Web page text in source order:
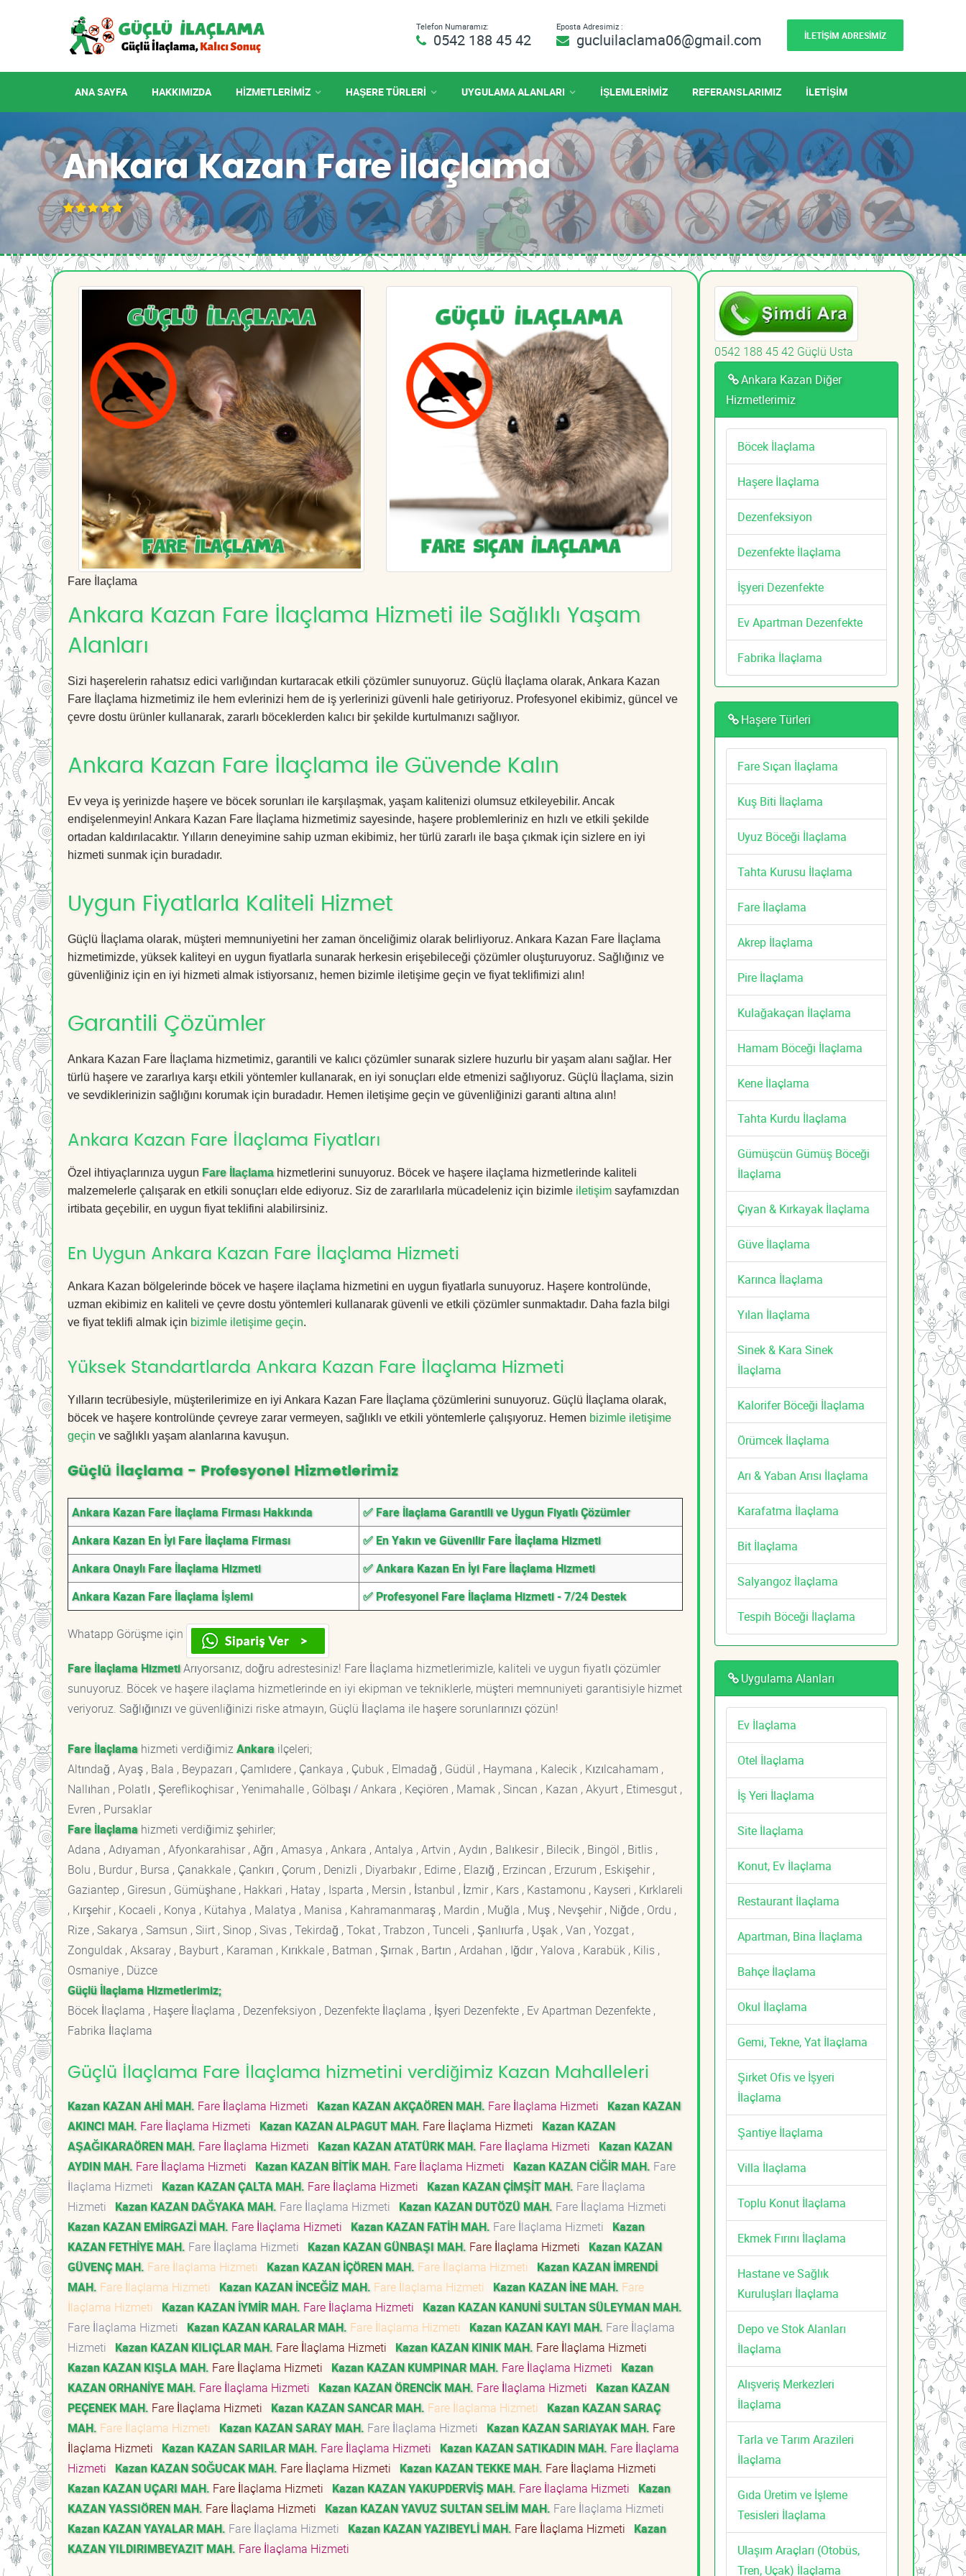
Telefon Numaramız:
0542 188 45 42
Eposta Adresimiz :
gucluilaclama06@gmail.com İLETİŞİM ADRESİMİZ
ANA SAYFA HAKKIMIZDA HIZMETLERIMIZ HAŞERE TÜRLERİ UYGULAMA ALANLARI İŞLEMLERİMİZ REFERANSLARIMIZ İLETİŞİM
Ankara Kazan Fare İlaçlama
Fare İlaçlama
Ankara Kazan Fare İlaçlama Hizmeti ile Sağlıklı Yaşam
Alanları
Sizi haşerelerin rahatsız edici varlığından kurtaracak etkili çözümler sunuyoruz. Güçlü İlaçlama olarak, Ankara Kazan
Fare İlaçlama hizmetimiz ile hem evlerinizi hem de iş yerlerinizi güvenli hale getiriyoruz. Profesyonel ekibimiz, güncel ve
çevre dostu ürünler kullanarak, zararlı böceklerden kalıcı bir şekilde kurtulmanızı sağlıyor.
Ankara Kazan Fare İlaçlama ile Güvende Kalın
Ev veya iş yerinizde haşere ve böcek sorunları ile karşılaşmak, yaşam kalitenizi olumsuz etkileyebilir. Ancak
endişelenmeyin! Ankara Kazan Fare İlaçlama hizmetimiz sayesinde, haşere problemleriniz en hızlı ve etkili şekilde
ortadan kaldırılacaktır. Yılların deneyimine sahip uzman ekibimiz, her türlü zararlı ile başa çıkmak için sizlere en iyi
hizmeti sunmak için buradadır.
Uygun Fiyatlarla Kaliteli Hizmet
Güçlü İlaçlama olarak, müşteri memnuniyetini her zaman önceliğimiz olarak belirliyoruz. Ankara Kazan Fare İlaçlama
hizmetimizde, yüksek kaliteyi en uygun fiyatlarla sunarak herkesin erişebileceği çözümler oluşturuyoruz. Sağlığınız ve
güvenliğiniz için en iyi hizmeti almak istiyorsanız, hemen bizimle iletişime geçin ve fiyat teklifimizi alın!
Garantili Çözümler
Ankara Kazan Fare İlaçlama hizmetimiz, garantili ve kalıcı çözümler sunarak sizlere huzurlu bir yaşam alanı sağlar. Her
türlü haşere ve zararlıya karşı etkili yöntemler kullanarak, en iyi sonuçları elde etmenizi sağlıyoruz. Güçlü İlaçlama, sizin
ve sevdiklerinizin sağlığını korumak için buradadır. Hemen iletişime geçin ve güvenliğinizi garanti altına alın!
Ankara Kazan Fare İlaçlama Fiyatları
Özel ihtiyaçlarınıza uygun Fare İlaçlamahizmetlerini sunuyoruz. Böcek ve haşere ilaçlama hizmetlerinde kaliteli
malzemelerle çalışarak en etkili sonuçları elde ediyoruz. Siz de zararlılarla mücadeleniz için bizimle iletişim sayfamızdan
irtibata geçebilir, en uygun fiyat teklifini alabilirsiniz.
En Uygun Ankara Kazan Fare İlaçlama Hizmeti
Ankara Kazan bölgelerinde böcek ve haşere ilaçlama hizmetini en uygun fiyatlarla sunuyoruz. Haşere kontrolünde,
uzman ekibimiz en kaliteli ve çevre dostu yöntemleri kullanarak güvenli ve etkili çözümler sunmaktadır. Daha fazla bilgi
ve fiyat teklifi almak için bizimle iletişime geçin.
Yüksek Standartlarda Ankara Kazan Fare İlaçlama Hizmeti
Yılların tecrübesiyle, müşterilerimize en iyi Ankara Kazan Fare İlaçlama çözümlerini sunuyoruz. Güçlü İlaçlama olarak,
böcek ve haşere kontrolünde çevreye zarar vermeyen, sağlıklı ve etkili yöntemlerle çalışıyoruz. Hemen bizimle iletişime
geçin ve sağlıklı yaşam alanlarına kavuşun.
Güçlü İlaçlama - Profesyonel Hizmetlerimiz
Ankara Kazan Fare İlaçlama Firması Hakkında
✅ Fare İlaçlama Garantili ve Uygun Fiyatlı Çözümler
Ankara Kazan En İyi Fare İlaçlama Firması
✅ En Yakın ve Güvenilir Fare İlaçlama Hizmeti
Ankara Onaylı Fare İlaçlama Hizmeti
✅ Ankara Kazan En İyi Fare İlaçlama Hizmeti
Ankara Kazan Fare İlaçlama İşlemi
✅ Profesyonel Fare İlaçlama Hizmeti - 7/24 Destek
Whatapp Görüşme için
Fare İlaçlama HizmetiArıyorsanız, doğru adrestesiniz! Fare İlaçlama hizmetlerimizle, kaliteli ve uygun fiyatlı çözümler
sunuyoruz. Böcek ve haşere ilaçlama hizmetlerinde en iyi ekipman ve tekniklerle, müşteri memnuniyeti garantisiyle hizmet
veriyoruz. Sağlığınızı ve güvenliğinizi riske atmayın, Güçlü İlaçlama ile haşere sorunlarınızı çözün!
Fare İlaçlama hizmeti verdiğimizAnkara ilçeleri;
Altındağ , Ayaş , Bala , Beypazarı , Çamlıdere , Çankaya , Çubuk , Elmadağ , Güdül , Haymana , Kalecik , Kızılcahamam ,
Nallıhan , Polatlı , Şereflikoçhisar , Yenimahalle , Gölbaşı / Ankara , Keçiören , Mamak , Sincan , Kazan , Akyurt , Etimesgut ,
Evren , Pursaklar
Fare İlaçlama hizmeti verdiğimiz şehirler;
Adana , Adıyaman , Afyonkarahisar , Ağrı , Amasya , Ankara , Antalya , Artvin , Aydın , Balıkesir , Bilecik , Bingöl , Bitlis ,
Bolu , Burdur , Bursa , Çanakkale , Çankırı , Çorum , Denizli , Diyarbakır , Edirne , Elazığ , Erzincan , Erzurum , Eskişehir ,
Gaziantep , Giresun , Gümüşhane , Hakkari , Hatay , Isparta , Mersin , İstanbul , İzmir , Kars , Kastamonu , Kayseri , Kırklareli
, Kırşehir , Kocaeli , Konya , Kütahya , Malatya , Manisa , Kahramanmaraş , Mardin , Muğla , Muş , Nevşehir , Niğde , Ordu ,
Rize , Sakarya , Samsun , Siirt , Sinop , Sivas , Tekirdağ , Tokat , Trabzon , Tunceli , Şanlıurfa , Uşak , Van , Yozgat ,
Zonguldak , Aksaray , Bayburt , Karaman , Kırıkkale , Batman , Şırnak , Bartın , Ardahan , Iğdır , Yalova , Karabük , Kilis ,
Osmaniye , Düzce
Güçlü İlaçlama Hizmetlerimiz;
Böcek İlaçlama , Haşere İlaçlama , Dezenfeksiyon , Dezenfekte İlaçlama , İşyeri Dezenfekte , Ev Apartman Dezenfekte ,
Fabrika İlaçlama
Güçlü İlaçlama Fare İlaçlama hizmetini verdiğimiz Kazan Mahalleleri
Kazan KAZAN AHİ MAH. Fare İlaçlama Hizmeti Kazan KAZAN AKÇAÖREN MAH. Fare İlaçlama Hizmeti
Kazan KAZAN
AKINCI MAH. Fare İlaçlama Hizmeti Kazan KAZAN ALPAGUT MAH. Fare İlaçlama Hizmeti
Kazan KAZAN
AŞAĞIKARAÖREN MAH. Fare İlaçlama Hizmeti Kazan KAZAN ATATÜRK MAH. Fare İlaçlama Hizmeti
Kazan KAZAN
AYDIN MAH. Fare İlaçlama Hizmeti Kazan KAZAN BİTİK MAH. Fare İlaçlama Hizmeti Kazan KAZAN CİĞİR MAH. Fare
İlaçlama Hizmeti
Kazan KAZAN ÇALTA MAH. Fare İlaçlama Hizmeti Kazan KAZAN ÇİMŞİT MAH. Fare İlaçlama
Hizmeti
Kazan KAZAN DAĞYAKA MAH. Fare İlaçlama Hizmeti Kazan KAZAN DUTÖZÜ MAH. Fare İlaçlama Hizmeti
Kazan KAZAN EMİRGAZİ MAH. Fare İlaçlama Hizmeti Kazan KAZAN FATİH MAH. Fare İlaçlama Hizmeti
Kazan
KAZAN FETHİYE MAH. Fare İlaçlama Hizmeti Kazan KAZAN GÜNBAŞI MAH. Fare İlaçlama Hizmeti
Kazan KAZAN
GÜVENÇ MAH. Fare İlaçlama Hizmeti Kazan KAZAN İÇÖREN MAH. Fare İlaçlama Hizmeti
Kazan KAZAN İMRENDİ
MAH. Fare İlaçlama Hizmeti Kazan KAZAN İNCEĞİZ MAH. Fare İlaçlama Hizmeti Kazan KAZAN İNE MAH. Fare
İlaçlama Hizmeti
Kazan KAZAN İYMİR MAH. Fare İlaçlama Hizmeti
Kazan KAZAN KANUNİ SULTAN SÜLEYMAN MAH.
Fare İlaçlama Hizmeti
Kazan KAZAN KARALAR MAH. Fare İlaçlama Hizmeti Kazan KAZAN KAYI MAH. Fare İlaçlama
Hizmeti
Kazan KAZAN KILIÇLAR MAH. Fare İlaçlama Hizmeti Kazan KAZAN KINIK MAH. Fare İlaçlama Hizmeti
Kazan KAZAN KIŞLA MAH. Fare İlaçlama Hizmeti Kazan KAZAN KUMPINAR MAH. Fare İlaçlama Hizmeti
Kazan
KAZAN ORHANİYE MAH. Fare İlaçlama Hizmeti Kazan KAZAN ÖRENCİK MAH. Fare İlaçlama Hizmeti
Kazan KAZAN
PEÇENEK MAH. Fare İlaçlama Hizmeti Kazan KAZAN SANCAR MAH. Fare İlaçlama Hizmeti
Kazan KAZAN SARAÇ
MAH. Fare İlaçlama Hizmeti Kazan KAZAN SARAY MAH. Fare İlaçlama Hizmeti Kazan KAZAN SARIAYAK MAH. Fare
İlaçlama Hizmeti
Kazan KAZAN SARILAR MAH. Fare İlaçlama Hizmeti Kazan KAZAN SATIKADIN MAH. Fare İlaçlama
Hizmeti
Kazan KAZAN SOĞUCAK MAH. Fare İlaçlama Hizmeti Kazan KAZAN TEKKE MAH. Fare İlaçlama Hizmeti
Kazan KAZAN UÇARI MAH. Fare İlaçlama Hizmeti Kazan KAZAN YAKUPDERVİŞ MAH. Fare İlaçlama Hizmeti
Kazan
KAZAN YASSIÖREN MAH. Fare İlaçlama Hizmeti Kazan KAZAN YAVUZ SULTAN SELİM MAH. Fare İlaçlama Hizmeti
Kazan KAZAN YAYALAR MAH. Fare İlaçlama Hizmeti Kazan KAZAN YAZIBEYLİ MAH. Fare İlaçlama Hizmeti
Kazan
KAZAN YILDIRIMBEYAZIT MAH. Fare İlaçlama Hizmeti
0542 188 45 42 Güçlü Usta
Ankara Kazan Diğer
Hizmetlerimiz
Böcek İlaçlama
Haşere İlaçlama
Dezenfeksiyon
Dezenfekte İlaçlama
İşyeri Dezenfekte
Ev Apartman Dezenfekte
Fabrika İlaçlama
Haşere Türleri
Fare Sıçan İlaçlama
Kuş Biti İlaçlama
Uyuz Böceği İlaçlama
Tahta Kurusu İlaçlama
Fare İlaçlama
Akrep İlaçlama
Pire İlaçlama
Kulağakaçan İlaçlama
Hamam Böceği İlaçlama
Kene İlaçlama
Tahta Kurdu İlaçlama
Gümüşcün Gümüş Böceği
İlaçlama
Çıyan & Kırkayak İlaçlama
Güve İlaçlama
Karınca İlaçlama
Yılan İlaçlama
Sinek & Kara Sinek
İlaçlama
Kalorifer Böceği İlaçlama
Örümcek İlaçlama
Arı & Yaban Arısı İlaçlama
Karafatma İlaçlama
Bit İlaçlama
Salyangoz İlaçlama
Tespih Böceği İlaçlama
Uygulama Alanları
Ev İlaçlama
Otel İlaçlama
İş Yeri İlaçlama
Site İlaçlama
Konut, Ev İlaçlama
Restaurant İlaçlama
Apartman, Bina İlaçlama
Bahçe İlaçlama
Okul İlaçlama
Gemi, Tekne, Yat İlaçlama
Şirket Ofis ve İşyeri
İlaçlama
Şantiye İlaçlama
Villa İlaçlama
Toplu Konut İlaçlama
Ekmek Fırını İlaçlama
Hastane ve Sağlık
Kuruluşları İlaçlama
Depo ve Stok Alanları
İlaçlama
Alışveriş Merkezleri
İlaçlama
Tarla ve Tarım Arazileri
İlaçlama
Gıda Üretim ve İşleme
Tesisleri İlaçlama
Ulaşım Araçları (Otobüs,
Tren, Uçak) İlaçlama